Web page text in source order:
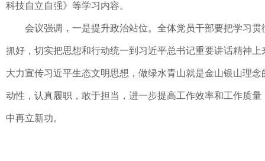
科技自立自强》等学习内容。
会议强调，一是提升政治站位。全体党员干部要把学习
抓好，切实把思想和行动统一到习近平总书记重要讲话精神
大力宣传习近平生态文明思想，做绿水青山就是金山银山理
动性，认真履职，敢于担当，进一步提高工作效率和工作质
中再立新功。